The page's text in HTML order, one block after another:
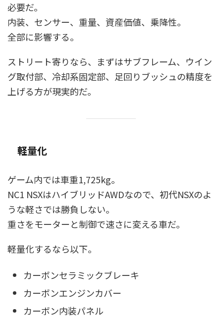
必要だ。
内装、センサー、重量、資産価値、乗降性。
全部に影響する。
ストリート寄りなら、まずはサブフレーム、ウイン
グ取付部、冷却系固定部、足回りブッシュの精度を
上げる方が現実的だ。
軽量化
ゲーム内では車重1,725kg。
NC1 NSXはハイブリッドAWDなので、初代NSXのよ
うな軽さでは勝負しない。
重さをモーターと制御で速さに変える車だ。
軽量化するなら以下。
カーボンセラミックブレーキ
カーボンエンジンカバー
カーボン内装パネル